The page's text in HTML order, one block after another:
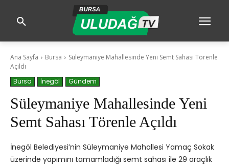
Ana Sayfa Bursa
Süleymaniye Mahallesinde Yeni Semt Sahası Törenle
Açıldı
Bursa
İnegöl Gündem
Süleymaniye Mahallesinde Yeni
Semt Sahası Törenle Açıldı
İnegöl Belediyesi’nin Süleymaniye Mahallesi Yamaç Sokak
üzerinde yapımını tamamladığı semt sahası ile 29 araçlık